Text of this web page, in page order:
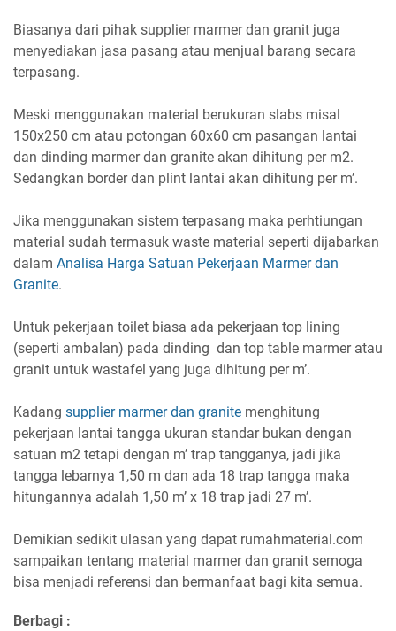
Biasanya dari pihak supplier marmer dan granit juga
menyediakan jasa pasang atau menjual barang secara
terpasang.
Meski menggunakan material berukuran slabs misal
150x250 cm atau potongan 60x60 cm pasangan lantai
dan dinding marmer dan granite akan dihitung per m2.
Sedangkan border dan plint lantai akan dihitung per m’.
Jika menggunakan sistem terpasang maka perhtiungan
material sudah termasuk waste material seperti dijabarkan
dalam Analisa Harga Satuan Pekerjaan Marmer dan
Granite.
Untuk pekerjaan toilet biasa ada pekerjaan top lining
(seperti ambalan) pada dinding dan top table marmer atau
granit untuk wastafel yang juga dihitung per m’.
Kadang supplier marmer dan granite menghitung
pekerjaan lantai tangga ukuran standar bukan dengan
satuan m2 tetapi dengan m’ trap tangganya, jadi jika
tangga lebarnya 1,50 m dan ada 18 trap tangga maka
hitungannya adalah 1,50 m’ x 18 trap jadi 27 m’.
Demikian sedikit ulasan yang dapat rumahmaterial.com
sampaikan tentang material marmer dan granit semoga
bisa menjadi referensi dan bermanfaat bagi kita semua.
Berbagi :